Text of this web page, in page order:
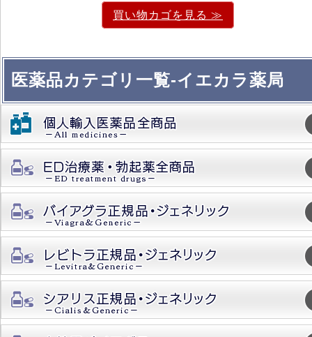
買い物カゴを見る ≫
医薬品カテゴリ一覧-イエカラ薬局